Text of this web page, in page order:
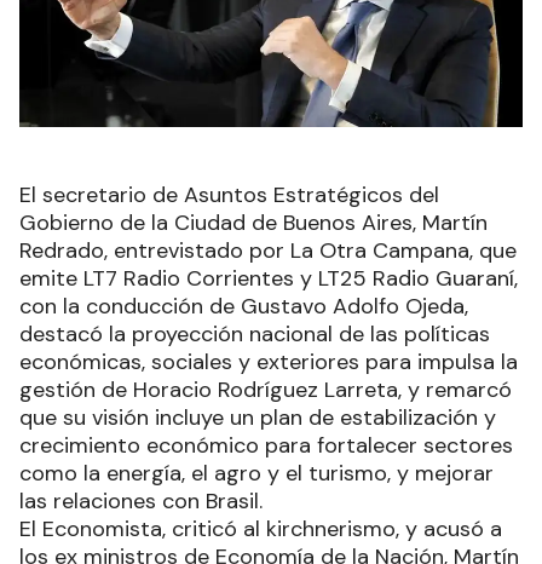
El secretario de Asuntos Estratégicos del
Gobierno de la Ciudad de Buenos Aires, Martín
Redrado, entrevistado por La Otra Campana, que
emite LT7 Radio Corrientes y LT25 Radio Guaraní,
con la conducción de Gustavo Adolfo Ojeda,
destacó la proyección nacional de las políticas
económicas, sociales y exteriores para impulsa la
gestión de Horacio Rodríguez Larreta, y remarcó
que su visión incluye un plan de estabilización y
crecimiento económico para fortalecer sectores
como la energía, el agro y el turismo, y mejorar
las relaciones con Brasil.
El Economista, criticó al kirchnerismo, y acusó a
los ex ministros de Economía de la Nación, Martín